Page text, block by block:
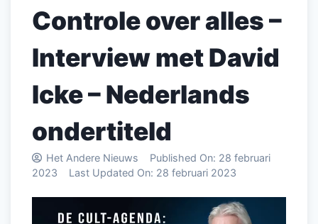
Controle over alles –
Interview met David
Icke – Nederlands
ondertiteld
Het Andere Nieuws Published On: 28 februari
2023
Last Updated On: 28 februari 2023